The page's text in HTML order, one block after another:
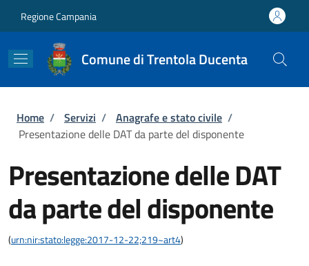
Regione Campania
Comune di Trentola Ducenta
Briciole di pane
Home / Servizi / Anagrafe e stato civile /
Presentazione delle DAT da parte del disponente
Presentazione delle DAT
da parte del disponente
(urn:nir:stato:legge:2017-12-22;219~art4)